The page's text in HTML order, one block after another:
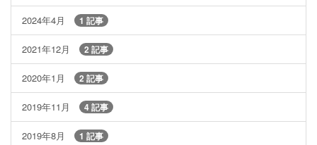
2024年4月 1 記事
2021年12月 2 記事
2020年1月 2 記事
2019年11月 4 記事
2019年8月 1 記事